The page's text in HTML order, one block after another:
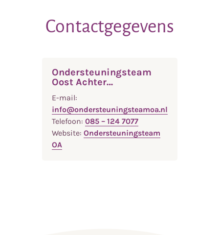
Contactgegevens
Ondersteuningsteam
Oost Achter…
E-mail:
info@ondersteuningsteamoa.nl
Telefoon: 085 – 124 7077
Website: Ondersteuningsteam
OA